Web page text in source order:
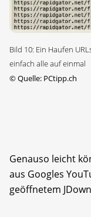
Bild 10: Ein Haufen
einfach alle auf einmal
©Quelle: PCtipp.ch
Genauso leicht
aus Googles
geöffnetem